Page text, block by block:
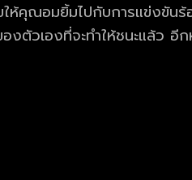
ให้คุณอมยิ้มไปกับการแข่งขัน
งตัวเองที่จะทำให้ชนะแล้ว อี
งขันเลือกเอง และยิ่งไปกว่า